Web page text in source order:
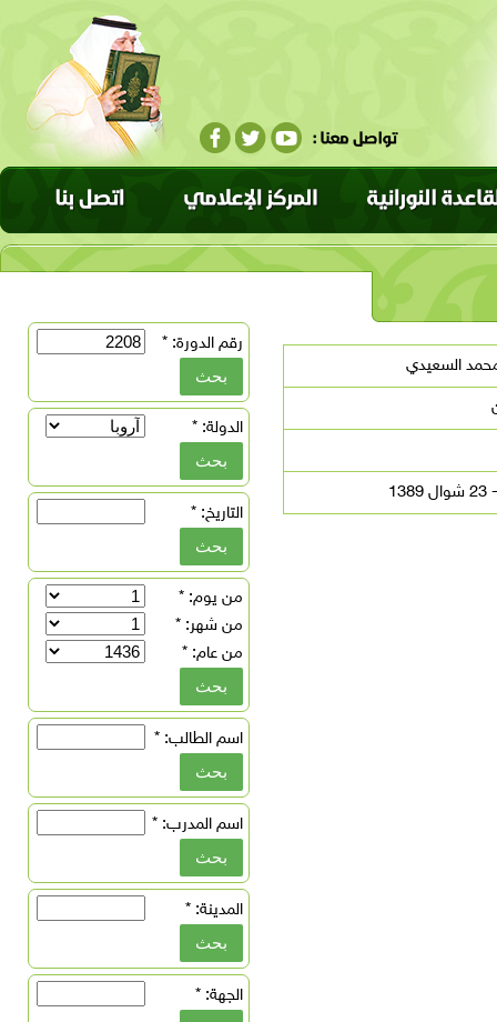
رقم الدورة: *
الدولة: *
التاريخ: *
من يوم: *
من شهر: *
من عام: *
اسم الطالب: *
اسم المدرب: *
المدينة: *
الجهة: *
السعيدي